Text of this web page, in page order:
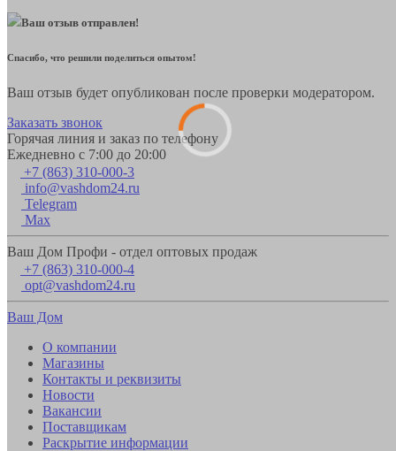
Ваш отзыв отправлен!
Спасибо, что решили поделиться опытом!
Ваш отзыв будет опубликован после проверки модератором.
Заказать звонок
Горячая линия и заказ по телефону
Ежедневно с 7:00 до 20:00
+7 (863) 310-000-3
info@vashdom24.ru
Telegram
Max
Ваш Дом Профи - отдел оптовых продаж
+7 (863) 310-000-4
opt@vashdom24.ru
Ваш Дом
О компании
Магазины
Контакты и реквизиты
Новости
Вакансии
Поставщикам
Раскрытие информации